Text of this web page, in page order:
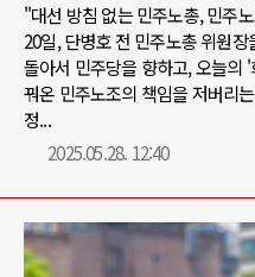
"대선 방침 없는 민주노총, 민주
20일, 단병호 전 민주노총 위원
돌아서 민주당을 향하고, 오늘의
꿔온 민주노조의 책임을 저버리
정...
2025.05.28. 12:40